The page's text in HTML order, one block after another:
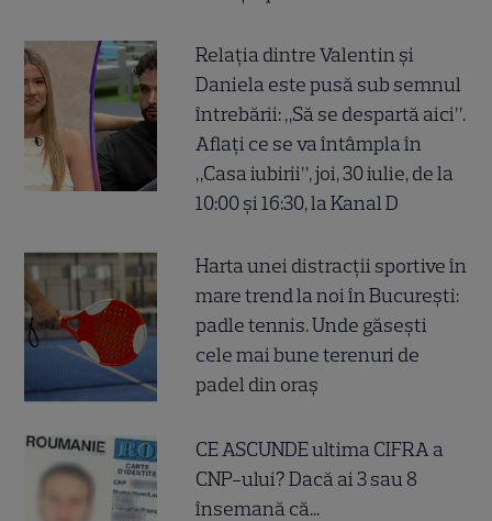
Relația dintre Valentin și
Daniela este pusă sub semnul
întrebării: „Să se despartă aici”.
Aflați ce se va întâmpla în
„Casa iubirii”, joi, 30 iulie, de la
10:00 și 16:30, la Kanal D
Harta unei distracții sportive în
mare trend la noi în București:
padle tennis. Unde găsești
cele mai bune terenuri de
padel din oraș
CE ASCUNDE ultima CIFRA a
CNP-ului? Dacă ai 3 sau 8
însemană că...